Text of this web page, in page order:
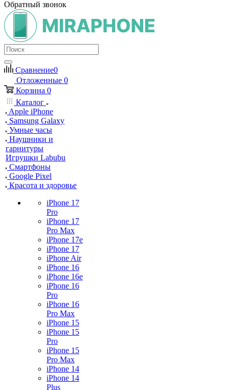
Обратный звонок
Сравнение0
Отложенные 0
Корзина 0
Каталог
Apple iPhone
Samsung Galaxy
Умные часы
Наушники и
гарнитуры
Игрушки Labubu
Смартфоны
Google Pixel
Красота и здоровье
iPhone 17
Pro
iPhone 17
Pro Max
iPhone 17e
iPhone 17
iPhone Air
iPhone 16
iPhone 16e
iPhone 16
Pro
iPhone 16
Pro Max
iPhone 15
iPhone 15
Pro
iPhone 15
Pro Max
iPhone 14
iPhone 14
Plus